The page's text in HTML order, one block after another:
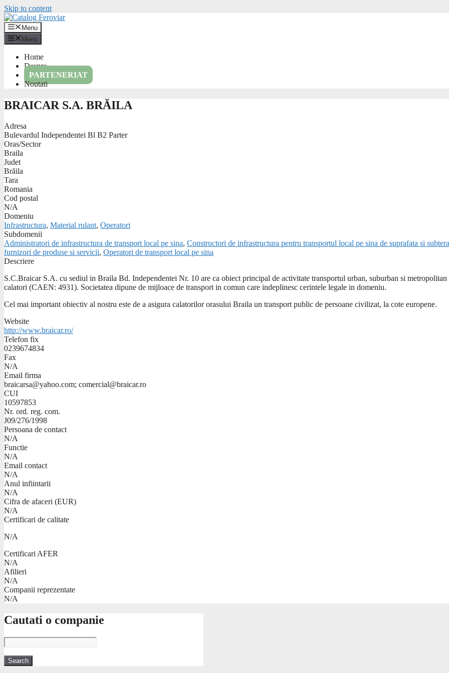
Skip to content
Menu
Menu
Home
Despre
PARTENERIAT
Noutati
BRAICAR S.A. BRĂILA
Adresa
Bulevardul Independentei Bl B2 Parter
Oras/Sector
Braila
Judet
Brăila
Tara
Romania
Cod postal
N/A
Domeniu
Infrastructura, Material rulant, Operatori
Subdomenii
Administratori de infrastructura de transport local pe sina, Constructori de infrastructura pentru transportul local pe sina de suprafata si
furnizori de produse si servicii, Operatori de transport local pe sina
Descriere
S.C.Braicar S.A. cu sediul in Braila Bd. Independentei Nr. 10 are ca obiect principal de activitate transportul urban, suburban si metropolitan
calatori (CAEN: 4931). Societatea dipune de mijloace de transport in comun care indeplinesc cerintele legale in domeniu.
Cel mai important obiectiv al nostru este de a asigura calatorilor orasului Braila un transport public de persoane civilizat, la cote europene.
Website
http://www.braicar.ro/
Telefon fix
0239674834
Fax
N/A
Email firma
braicarsa@yahoo.com; comercial@braicar.ro
CUI
10597853
Nr. ord. reg. com.
J09/276/1998
Persoana de contact
N/A
Functie
N/A
Email contact
N/A
Anul infiintarii
N/A
Cifra de afaceri (EUR)
N/A
Certificari de calitate
N/A
Certificari AFER
N/A
Afilieri
N/A
Companii reprezentate
N/A
Cautati o companie